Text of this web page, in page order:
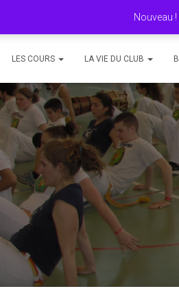
Nouveau
LES COURS LA VIE DU CLUB